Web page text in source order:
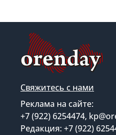
Свяжитесь с нами
Реклама на сайте:
+7 (922) 6254474,
Редакция: +7 (922)